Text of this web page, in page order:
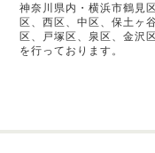
神奈川県内・横浜市鶴見
区、西区、中区、保土ヶ
区、戸塚区、泉区、金沢
を行っております。